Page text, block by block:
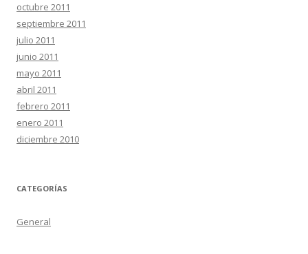
octubre 2011
septiembre 2011
julio 2011
junio 2011
mayo 2011
abril 2011
febrero 2011
enero 2011
diciembre 2010
CATEGORÍAS
General